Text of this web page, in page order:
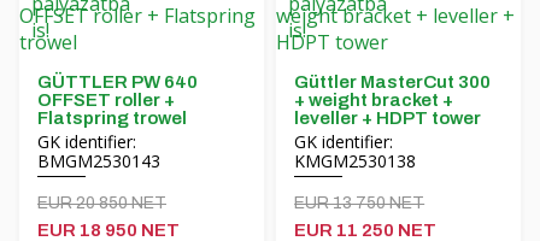
Quivogne work tools
LETÁK-LEKO soil machinery
KERTITOX sprayers
Other accessories
Careers
About us
Blog
Contact
GÜTTLER PW 640
OFFSET roller +
Flatspring trowel
GK identifier:
BMGM2530143
EUR 20 850 NET
EUR 18 950 NET
Güttler MasterCut 300
+ weight bracket +
leveller + HDPT tower
GK identifier:
KMGM2530138
EUR 13 750 NET
EUR 11 250 NET